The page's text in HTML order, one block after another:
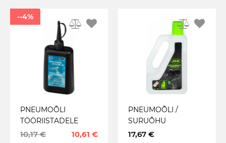
--4%
PNEUMOÕLI
TÖÖRIISTADELE
100ML HAZET
10,17 € 10,61 €
PNEUMOÕLI /
SURUÕHU
TÖÖRIISTA ÕLI
17,67 €